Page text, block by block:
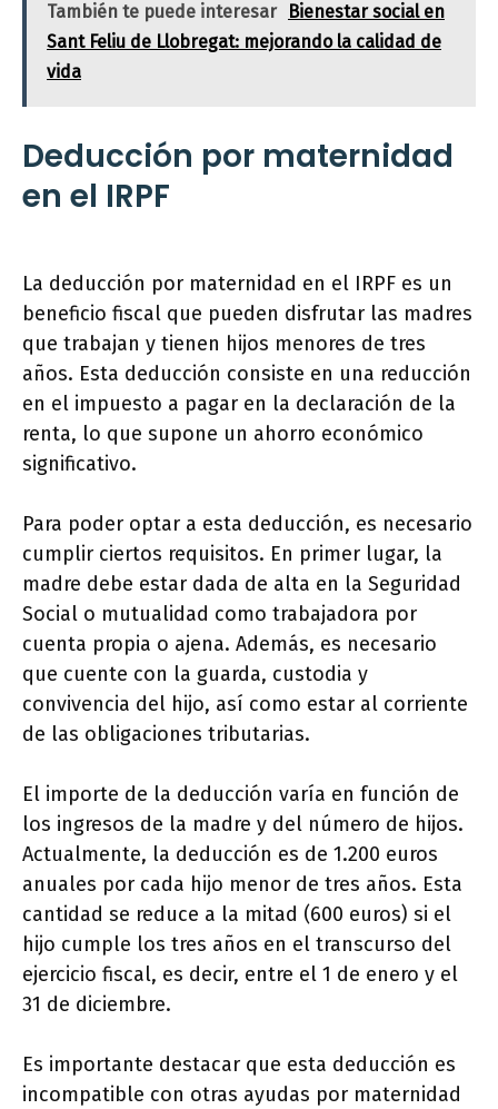
También te puede interesar
Bienestar social en
Sant Feliu de Llobregat: mejorando la calidad de
vida
Deducción por maternidad
en el IRPF
La deducción por maternidad en el IRPF es un
beneficio fiscal que pueden disfrutar las madres
que trabajan y tienen hijos menores de tres
años. Esta deducción consiste en una reducción
en el impuesto a pagar en la declaración de la
renta, lo que supone un ahorro económico
significativo.
Para poder optar a esta deducción, es necesario
cumplir ciertos requisitos. En primer lugar, la
madre debe estar dada de alta en la Seguridad
Social o mutualidad como trabajadora por
cuenta propia o ajena. Además, es necesario
que cuente con la guarda, custodia y
convivencia del hijo, así como estar al corriente
de las obligaciones tributarias.
El importe de la deducción varía en función de
los ingresos de la madre y del número de hijos.
Actualmente, la deducción es de 1.200 euros
anuales por cada hijo menor de tres años. Esta
cantidad se reduce a la mitad (600 euros) si el
hijo cumple los tres años en el transcurso del
ejercicio fiscal, es decir, entre el 1 de enero y el
31 de diciembre.
Es importante destacar que esta deducción es
incompatible con otras ayudas por maternidad